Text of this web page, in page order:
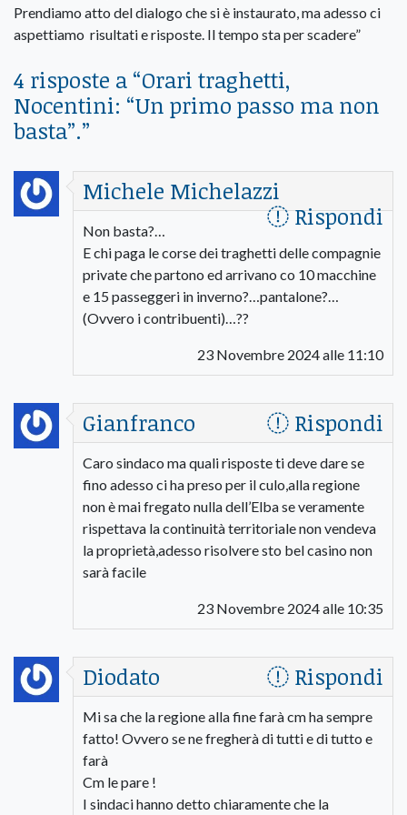
Prendiamo atto del dialogo che si è instaurato, ma adesso ci
aspettiamo risultati e risposte. Il tempo sta per scadere”
4 risposte a “Orari traghetti,
Nocentini: “Un primo passo ma non
basta”.”
Michele Michelazzi
Rispondi
Non basta?…
E chi paga le corse dei traghetti delle compagnie
private che partono ed arrivano co 10 macchine
e 15 passeggeri in inverno?…pantalone?…
(Ovvero i contribuenti)…??
23 Novembre 2024 alle 11:10
Gianfranco Rispondi
Caro sindaco ma quali risposte ti deve dare se
fino adesso ci ha preso per il culo,alla regione
non è mai fregato nulla dell’Elba se veramente
rispettava la continuità territoriale non vendeva
la proprietà,adesso risolvere sto bel casino non
sarà facile
23 Novembre 2024 alle 10:35
Diodato Rispondi
Mi sa che la regione alla fine farà cm ha sempre
fatto! Ovvero se ne fregherà di tutti e di tutto e
farà
Cm le pare !
I sindaci hanno detto chiaramente che la